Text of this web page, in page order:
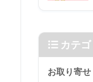
カテ
お取り寄せ